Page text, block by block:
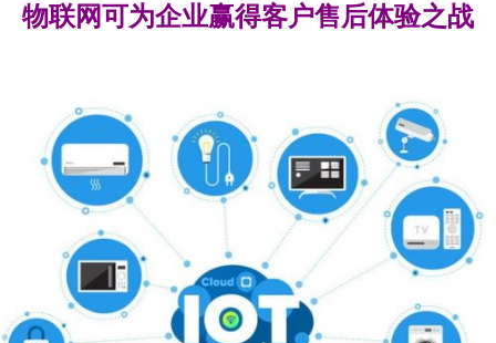
物联网可为企业赢得客户售后体验之战